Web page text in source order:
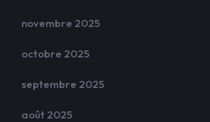
novembre 2025
octobre 2025
septembre 2025
août 2025